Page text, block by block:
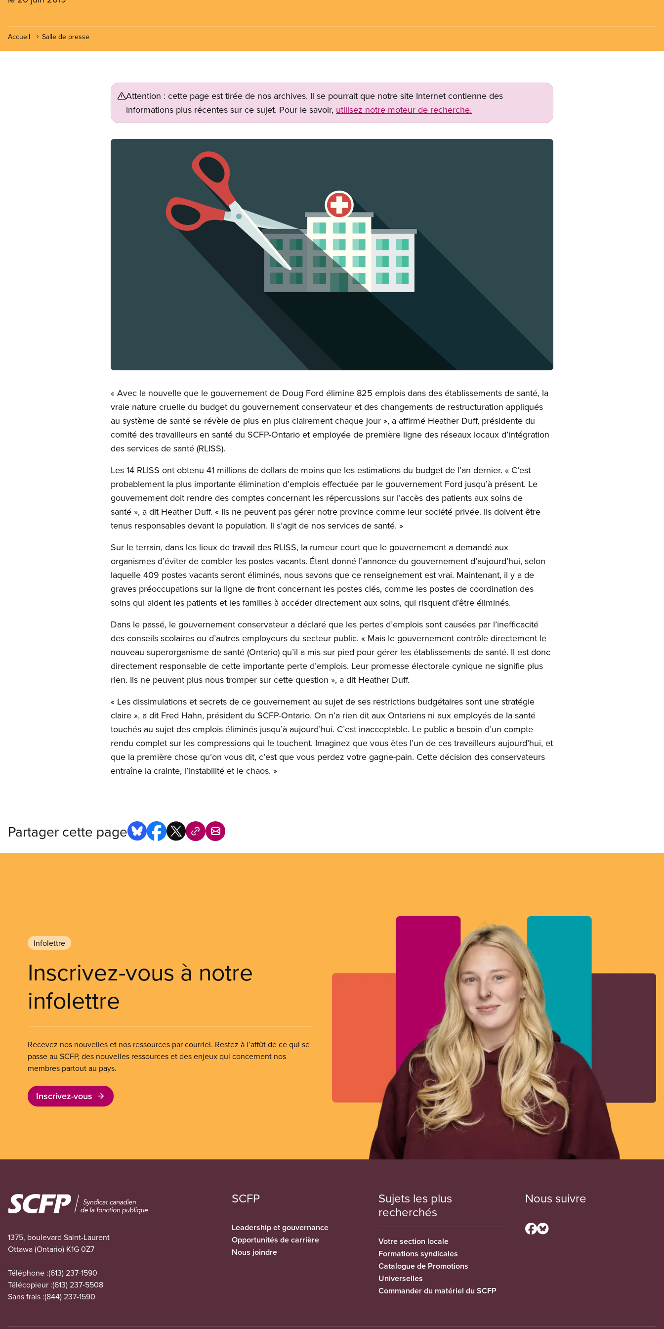
Accueil Salle de presse
Attention : cette page est tirée de nos archives. Il se pourrait que notre site Internet contienne des
informations plus récentes sur ce sujet. Pour le savoir, utilisez notre moteur de recherche.
Image
« Avec la nouvelle que le gouvernement de Doug Ford élimine 825 emplois dans des établissements de santé, la
vraie nature cruelle du budget du gouvernement conservateur et des changements de restructuration appliqués
au système de santé se révèle de plus en plus clairement chaque jour », a affirmé Heather Duff, présidente du
comité des travailleurs en santé du SCFP-Ontario et employée de première ligne des réseaux locaux d’intégration
des services de santé (RLISS).
Les 14 RLISS ont obtenu 41 millions de dollars de moins que les estimations du budget de l’an dernier. « C’est
probablement la plus importante élimination d’emplois effectuée par le gouvernement Ford jusqu’à présent. Le
gouvernement doit rendre des comptes concernant les répercussions sur l’accès des patients aux soins de
santé », a dit Heather Duff. « Ils ne peuvent pas gérer notre province comme leur société privée. Ils doivent être
tenus responsables devant la population. Il s’agit de nos services de santé. »
Sur le terrain, dans les lieux de travail des RLISS, la rumeur court que le gouvernement a demandé aux
organismes d’éviter de combler les postes vacants. Étant donné l’annonce du gouvernement d’aujourd’hui, selon
laquelle 409 postes vacants seront éliminés, nous savons que ce renseignement est vrai. Maintenant, il y a de
graves préoccupations sur la ligne de front concernant les postes clés, comme les postes de coordination des
soins qui aident les patients et les familles à accéder directement aux soins, qui risquent d’être éliminés.
Dans le passé, le gouvernement conservateur a déclaré que les pertes d’emplois sont causées par l’inefficacité
des conseils scolaires ou d’autres employeurs du secteur public. « Mais le gouvernement contrôle directement le
nouveau superorganisme de santé (Ontario) qu’il a mis sur pied pour gérer les établissements de santé. Il est donc
directement responsable de cette importante perte d’emplois. Leur promesse électorale cynique ne signifie plus
rien. Ils ne peuvent plus nous tromper sur cette question », a dit Heather Duff.
« Les dissimulations et secrets de ce gouvernement au sujet de ses restrictions budgétaires sont une stratégie
claire », a dit Fred Hahn, président du SCFP-Ontario. On n’a rien dit aux Ontariens ni aux employés de la santé
touchés au sujet des emplois éliminés jusqu’à aujourd’hui. C’est inacceptable. Le public a besoin d’un compte
rendu complet sur les compressions qui le touchent. Imaginez que vous êtes l’un de ces travailleurs aujourd’hui, et
que la première chose qu’on vous dit, c’est que vous perdez votre gagne-pain. Cette décision des conservateurs
entraîne la crainte, l’instabilité et le chaos. »
Partager cette page
Infolettre
Inscrivez-vous à notre
infolettre
Recevez nos nouvelles et nos ressources par courriel. Restez à l’affût de ce qui se
passe au SCFP, des nouvelles ressources et des enjeux qui concernent nos
membres partout au pays.
Inscrivez-vous
Image
1375, boulevard Saint-Laurent
Ottawa (Ontario) K1G 0Z7
Téléphone :(613) 237-1590
Télécopieur :(613) 237-5508
Sans frais :(844) 237-1590
SCFP
Leadership et gouvernance
Opportunités de carrière
Nous joindre
Sujets les plus
recherchés
Votre section locale
Formations syndicales
Catalogue de Promotions
Universelles
Commander du matériel du SCFP
Nous suivre